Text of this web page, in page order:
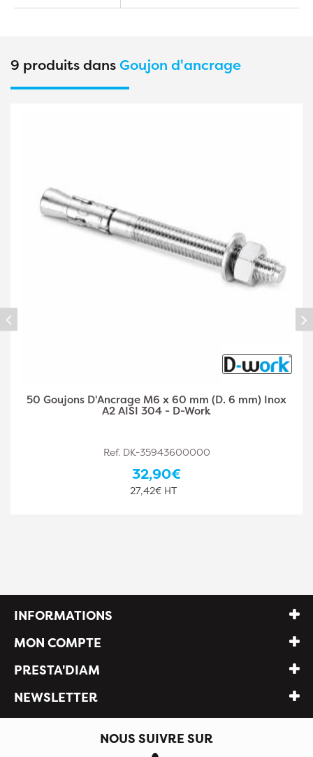
9 produits dansGoujon d'ancrage
50 Goujons d'Ancrage M6 x 80 mm (D. 6 mm) Inox
A2 AISI 304 - D-Work
Ref. DK-35943600001
35,10€
29,25€ HT
INFORMATIONS
MON COMPTE
PRESTA'DIAM
NEWSLETTER
NOUS SUIVRE SUR